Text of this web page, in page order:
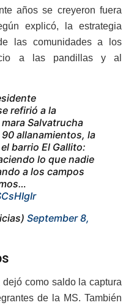
años se creyeron fuera
explicó, la estrategia
las comunidades a los
a las pandillas y al
refirió a la
Salvatrucha
allanamientos, la
barrio El Gallito:
lo que nadie
a los campos
September 8,
como saldo la captura
de la MS. También